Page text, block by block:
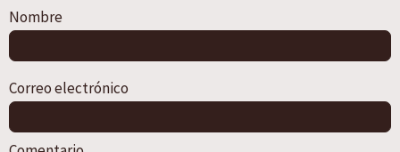
Nombre
Correo electrónico